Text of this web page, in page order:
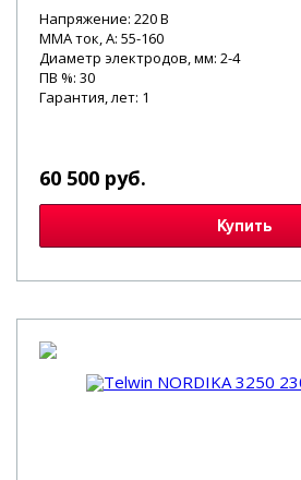
Напряжение: 220 В
MMA ток, А: 55-160
Диаметр электродов, мм: 2-4
ПВ %: 30
Гарантия, лет: 1
60 500 руб.
Купить